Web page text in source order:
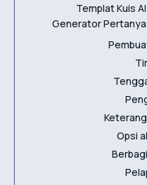
Templat Kuis
Generator
Opsi